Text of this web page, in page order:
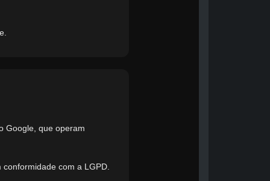
Google, que operam
com a LGPD.